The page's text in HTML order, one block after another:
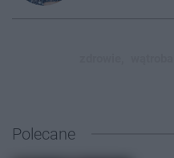
Polecane